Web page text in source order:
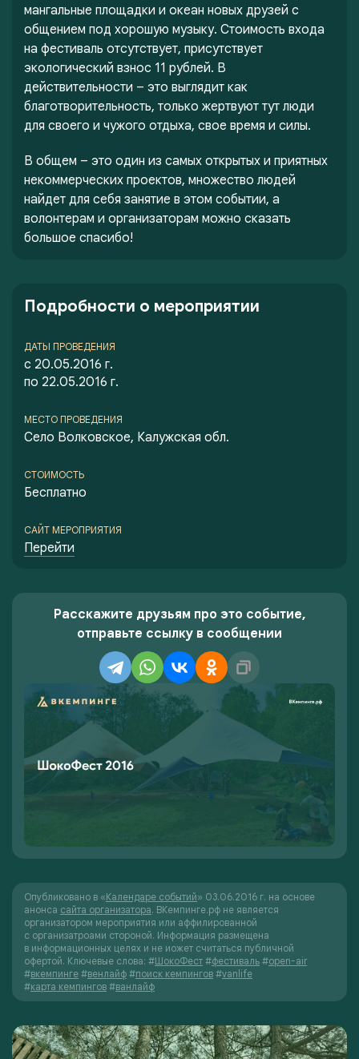
мангальные площадки и океан новых друзей с
общением под хорошую музыку. Стоимость входа
на фестиваль отсутствует, присутствует
экологический взнос 11 рублей. В
действительности – это выглядит как
благотворительность, только жертвуют тут люди
для своего и чужого отдыха, свое время и силы.
В общем – это один из самых открытых и приятных
некоммерческих проектов, множество людей
найдет для себя занятие в этом событии, а
волонтерам и организаторам можно сказать
большое спасибо!
Подробности о мероприятии
ДАТЫ ПРОВЕДЕНИЯ
с 20.05.2016 г.
по 22.05.2016 г.
МЕСТО ПРОВЕДЕНИЯ
Село Волковское, Калужская обл.
СТОИМОСТЬ
Бесплатно
САЙТ МЕРОПРИЯТИЯ
Перейти
Расскажите друзьям про это событие,
отправьте ссылку в сообщении
Опубликовано в «Календаре событий» 03.06.2016 г. на основе
анонса сайта организатора. ВКемпинге.рф не является
организатором мероприятия или аффилированной
с организатроами стороной. Информация размещена
в информационных целях и не иожет считаться публичной
офертой. Ключевые слова: #ШокоФест #фестиваль #open-air
#вкемпинге #венлайф #поиск кемпингов #vanlife
#карта кемпингов #ванлайф